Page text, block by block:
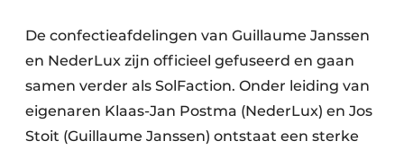
De confectieafdelingen van Guillaume Janssen
en NederLux zijn officieel gefuseerd en gaan
samen verder als SolFaction. Onder leiding van
eigenaren Klaas-Jan Postma (NederLux) en Jos
Stoit (Guillaume Janssen) ontstaat een sterke